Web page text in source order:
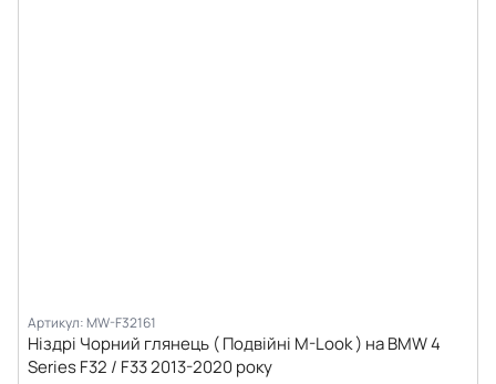
Артикул: MW-F32161
Ніздрі Чорний глянець ( Подвійні M-Look ) на BMW 4
Series F32 / F33 2013-2020 року